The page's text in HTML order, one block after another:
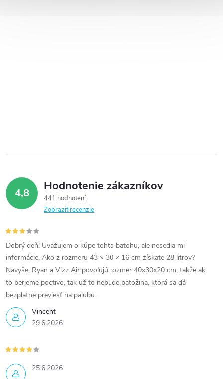
4,8 Hodnotenie zákazníkov
441 hodnotení
Zobraziť recenzie
Vincent
29.6.2026
Dobrý deň! Uvažujem o kúpe tohto batohu, ale nesedia mi
informácie. Ako z rozmeru 43 × 30 × 16 cm získate 28 litrov?
Navyše, Ryan a Vizz Air povoľujú rozmer 40x30x20 cm, takže ak
to berieme poctivo, tak už to nebude batožina, ktorá sa dá
bezplatne previesť na palubu.
25.6.2026